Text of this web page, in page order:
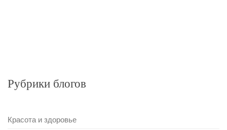
Рубрики блогов
Красота и здоровье